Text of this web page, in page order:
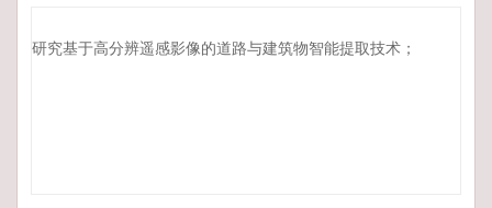
研究基于高分辨遥感影像的道路与建筑物智能提取技术；